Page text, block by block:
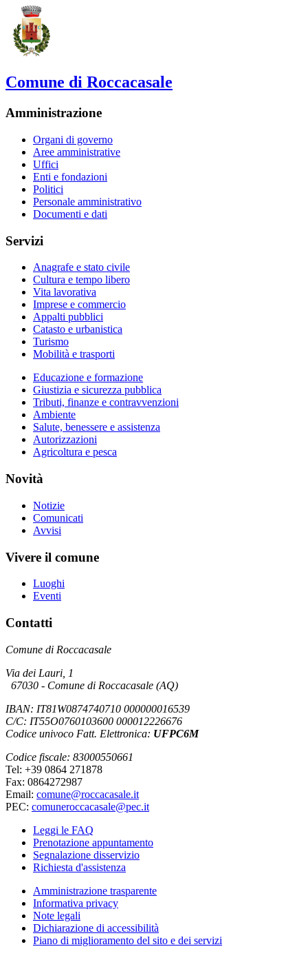
Comune di Roccacasale
Amministrazione
Organi di governo
Aree amministrative
Uffici
Enti e fondazioni
Politici
Personale amministrativo
Documenti e dati
Servizi
Anagrafe e stato civile
Cultura e tempo libero
Vita lavorativa
Imprese e commercio
Appalti pubblici
Catasto e urbanistica
Turismo
Mobilità e trasporti
Educazione e formazione
Giustizia e sicurezza pubblica
Tributi, finanze e contravvenzioni
Ambiente
Salute, benessere e assistenza
Autorizzazioni
Agricoltura e pesca
Novità
Notizie
Comunicati
Avvisi
Vivere il comune
Luoghi
Eventi
Contatti
Comune di Roccacasale
Via dei Lauri, 1
67030 - Comune di Roccacasale (AQ)
IBAN: IT81W0874740710 000000016539
C/C: IT55O0760103600 000012226676
Codice univoco Fatt. Elettronica: UFPC6M
Codice fiscale: 83000550661
Tel: +39 0864 271878
Fax: 0864272987
Email: comune@roccacasale.it
PEC: comuneroccacasale@pec.it
Leggi le FAQ
Prenotazione appuntamento
Segnalazione disservizio
Richiesta d'assistenza
Amministrazione trasparente
Informativa privacy
Note legali
Dichiarazione di accessibilità
Piano di miglioramento del sito e dei servizi